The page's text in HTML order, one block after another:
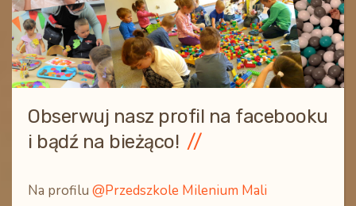
Obserwuj nasz profil na facebooku
i bądź na bieżąco!
Na profilu @Przedszkole Milenium Mali